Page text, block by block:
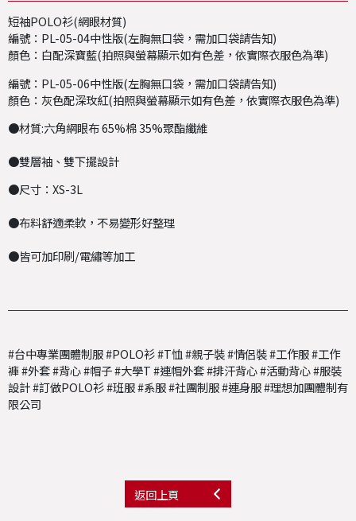
短袖POLO衫(網眼材質)
編號：PL-05-04中性版(左胸無口袋，需加口袋請告知)
顏色：白配深寶藍(拍照與螢幕顯示如有色差，依實際衣服色為準)
編號：PL-05-06中性版(左胸無口袋，需加口袋請告知)
顏色：灰色配深玫紅(拍照與螢幕顯示如有色差，依實際衣服色為準)
●材質:六角網眼布 65%棉 35%聚酯纖維
●雙層袖、雙下擺設計
●尺寸：XS-3L
●布料舒適柔軟，不易變形好整理
●皆可加印刷/電繡等加工
#台中專業團體制服 #POLO衫 #T恤 #親子裝 #情侶裝 #工作服 #工作
褲 #外套 #背心 #帽子 #大學T #連帽外套 #排汗背心 #活動背心 #服裝
設計 #訂做POLO衫 #班服 #系服 #社團制服 #連身服 #理想加團體制有
限公司
返回上頁